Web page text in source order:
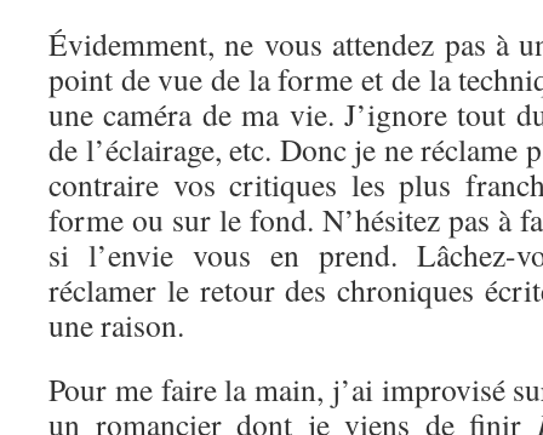
Évidemment, ne vous attendez pas à
point de vue de la forme et de la
une caméra de ma vie. J’ignore tout
de l’éclairage, etc. Donc je ne réclame
contraire vos critiques les plus
forme ou sur le fond. N’hésitez pas à
si l’envie vous en prend. Lâchez-
réclamer le retour des chroniques
une raison.
Pour me faire la main, j’ai improvisé
un romancier dont je viens de finir